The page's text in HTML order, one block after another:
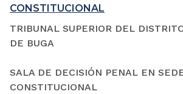
CONSTITUCIONAL
TRIBUNAL SUPERIOR DEL
DE BUGA
SALA DE DECISIÓN PENAL EN
CONSTITUCIONAL